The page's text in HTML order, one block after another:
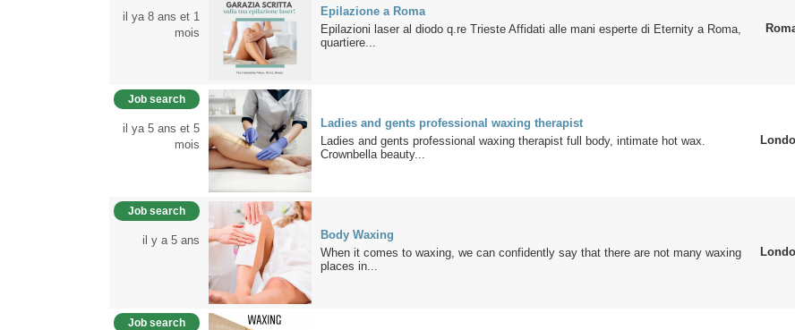
il ya 8 ans et 1
mois
Epilazione a Roma
Epilazioni laser al diodo q.re Trieste Affidati alle mani esperte di Eternity a Roma,
quartiere...
Job search
il ya 5 ans et 5
mois
Ladies and gents professional waxing therapist
Ladies and gents professional waxing therapist full body, intimate hot wax.
Crownbella beauty...
Job search
il y a 5 ans
Body Waxing
When it comes to waxing, we can confidently say that there are not many waxing
places in...
Job search